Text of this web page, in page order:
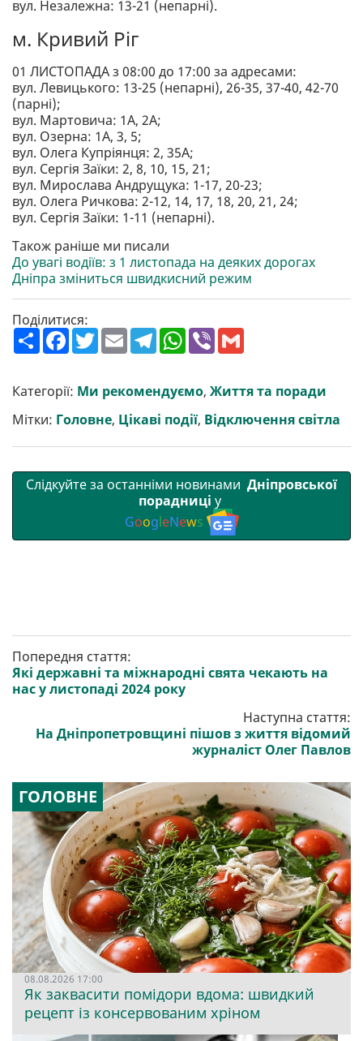
вул. Незалежна: 13-21 (непарні).
м. Кривий Ріг
01 ЛИСТОПАДА з 08:00 до 17:00 за адресами:
вул. Левицького: 13-25 (непарні), 26-35, 37-40, 42-70
(парні);
вул. Мартовича: 1А, 2А;
вул. Озерна: 1А, 3, 5;
вул. Олега Купріянця: 2, 35А;
вул. Сергія Заїки: 2, 8, 10, 15, 21;
вул. Мирослава Андрущука: 1-17, 20-23;
вул. Олега Ричкова: 2-12, 14, 17, 18, 20, 21, 24;
вул. Сергія Заїки: 1-11 (непарні).
Також раніше ми писали
До увагі водіїв: з 1 листопада на деяких дорогах
Дніпра зміниться швидкисний режим
Поділитися:
П
о
р
и
т
и
F
a
b
o
o
k
T
w
e
r
E
m
l
T
e
g
r
a
m
W
h
s
A
p
p
V
r l
Категорії: Ми рекомендуємо, Життя та поради
Мітки: Головне, Цікаві події, Відключення світла
Слідкуйте за останніми новинами Дніпровської
порадниці у
GoogleNews
Попередня стаття:
Які державні та міжнародні свята чекають на
нас у листопаді 2024 року
Наступна стаття:
На Дніпропетровщині пішов з життя відомий
журналіст Олег Павлов
ГОЛОВНЕ
08.08.2026 17:00
Як заквасити помідори вдома: швидкий
рецепт із консервованим хріном